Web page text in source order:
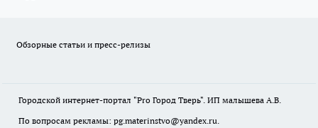
Обзорные статьи и пресс-релизы
Городской интернет-портал "Pro Город Тверь". ИП малышева А.В.
По вопросам рекламы: pg.materinstvo@yandex.ru.